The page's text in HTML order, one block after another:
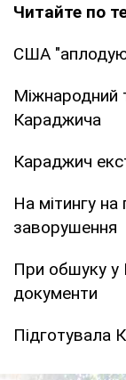
Читайте по
США
Міжнародний
Караджича
Караджич
На мітингу
заворушення
При обшуку у
документи
Підготувала